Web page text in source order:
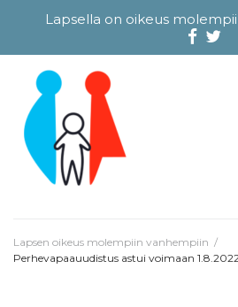
content
Lapsella on oikeus
Facebook
Lapsen oikeus molempiin vanhempiin /
Perhevapaauudistus astui voimaan 1.8.2022